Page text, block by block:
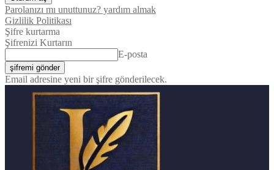
Parolanızı mı unuttunuz? yardım almak
Gizlilik Politikası
Şifre kurtarma
Şifrenizi Kurtarın
E-posta
Email adresine yeni bir şifre gönderilecek.